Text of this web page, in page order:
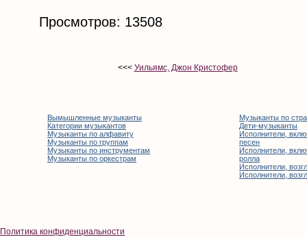
Просмотров: 13508
<<< Уильямс, Джон Кристофер
Вымышленные музыканты
Категории музыкантов
Музыканты по алфавиту
Музыканты по группам
Музыканты по инструментам
Музыканты по оркестрам
Музыканты по
Дети-музыканты
Исполнители,
песен
Исполнители,
ролла
Исполнители,
Исполнители,
Политика конфиденциальности